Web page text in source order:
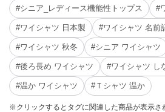
#シニア_レディース機能性トップス #
#ワイシャツ 日本製 #ワイシャツ 名前
#ワイシャツ 秋冬 #シニア ワイシャツ
#後ろ長め ワイシャツ #ワイシャツ し
#温か ワイシャツ #Ｔシャツ 温か
※クリックするとタグに関連した商品が表示さ